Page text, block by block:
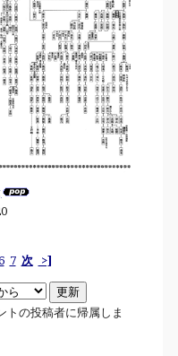
7 次 >]
トの投稿者に帰属しま